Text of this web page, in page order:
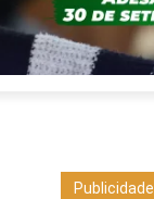
Publicidade